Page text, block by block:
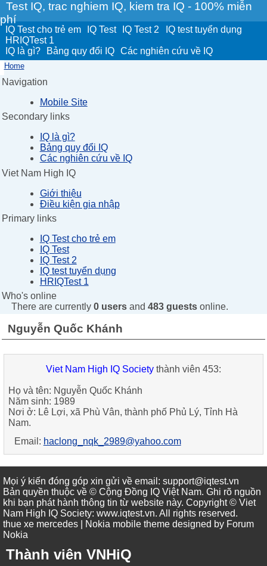
Test IQ, trac nghiem IQ, kiem tra IQ - 100% miễn
phí
IQ Test cho trẻ em IQ Test IQ Test 2
IQ test tuyển dụng
HRIQTest 1
IQ là gì?
Bảng quy đổi IQ Các nghiên cứu về IQ
Home
Navigation
Mobile Site
Secondary links
IQ là gì?
Bảng quy đổi IQ
Các nghiên cứu về IQ
Viet Nam High IQ
Giới thiệu
Điều kiện gia nhập
Primary links
IQ Test cho trẻ em
IQ Test
IQ Test 2
IQ test tuyển dụng
HRIQTest 1
Who's online
There are currently 0 usersand 483 guestsonline.
Nguyễn Quốc Khánh
Viet Nam High IQ Societythành viên 453:
Họ và tên: Nguyễn Quốc Khánh
Năm sinh: 1989
Nơi ở: Lê Lợi, xã Phù Vân, thành phố Phủ Lý, Tỉnh Hà
Nam.
Email: haclong_nqk_2989@yahoo.com
Mọi ý kiến đóng góp xin gửi về email: support@iqtest.vn
Bản quyền thuộc về © Cộng Đồng IQ Việt Nam. Ghi rõ nguồn
khi bạn phát hành thông tin từ website này. Copyright © Viet
Nam High IQ Society: www.iqtest.vn. All rights reserved.
thue xe mercedes | Nokia mobile theme designed by Forum
Nokia
Thành viên VNHiQ